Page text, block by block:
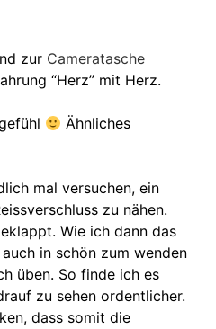
zur Cameratasche
“Herz” mit Herz.
Ähnliches
mal versuchen, ein
zu nähen.
Wie ich dann das
in schön zum wenden
üben. So finde ich es
zu sehen ordentlicher.
dass somit die